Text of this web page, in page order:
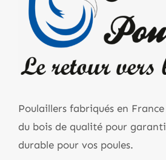
Poulaillers fabriqués en
du bois de qualité pour
durable pour vos poules.